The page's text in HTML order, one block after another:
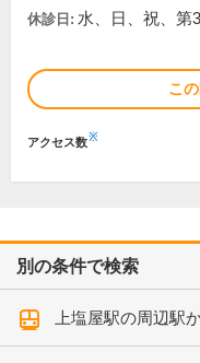
休診日: 水、日、祝、第
こ
アクセス数※
別の条件で検索
上塩屋駅の周辺駅